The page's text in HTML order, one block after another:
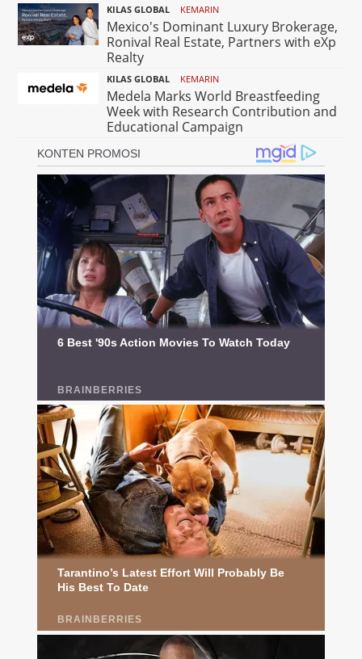
KILAS GLOBAL KEMARIN
Mexico's Dominant Luxury Brokerage,
Ronival Real Estate, Partners with eXp
Realty
KILAS GLOBAL KEMARIN
Medela Marks World Breastfeeding
Week with Research Contribution and
Educational Campaign